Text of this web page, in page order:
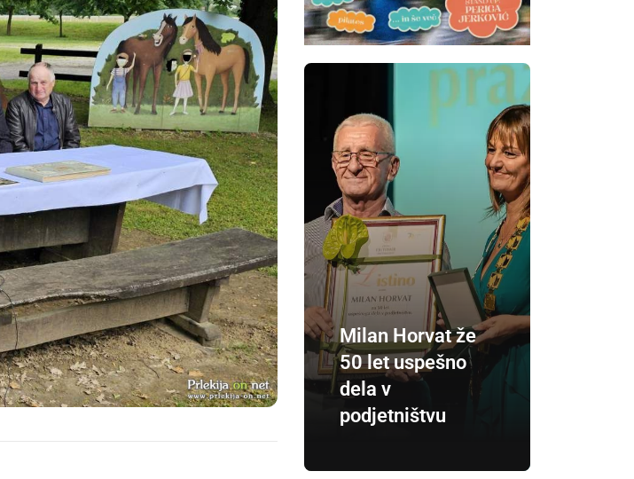
Milan Horvat že
50 let uspešno
dela v
podjetništvu